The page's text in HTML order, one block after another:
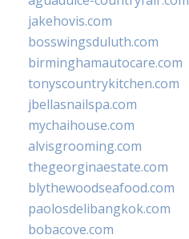
jakehovis.com
bosswingsduluth.com
birminghamautocare.com
tonyscountrykitchen.com
jbellasnailspa.com
mychaihouse.com
alvisgrooming.com
thegeorginaestate.com
blythewoodseafood.com
paolosdelibangkok.com
bobacove.com